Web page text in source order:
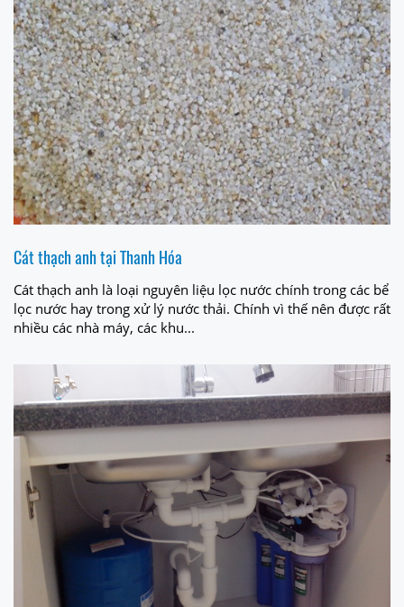
Cát thạch anh tại Thanh Hóa
Cát thạch anh là loại nguyên liệu lọc nước chính trong các bể
lọc nước hay trong xử lý nước thải. Chính vì thế nên được rất
nhiều các nhà máy, các khu...